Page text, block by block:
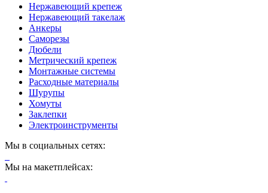
Нержавеющий крепеж
Нержавеющий такелаж
Анкеры
Саморезы
Дюбели
Метрический крепеж
Монтажные системы
Расходные материалы
Шурупы
Хомуты
Заклепки
Электроинструменты
Мы в социальных сетях:
Мы на макетплейсах: